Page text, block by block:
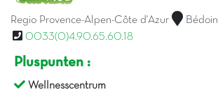
Regio Provence-Alpen-Côte d'Azur
Bédoin
0033(0)4.90.65.60.18
Pluspunten :
Wellnesscentrum